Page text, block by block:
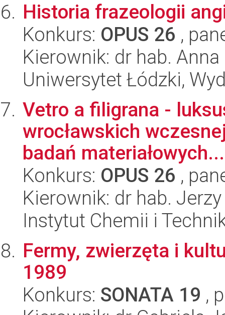
Historia frazeologii
Konkurs: OPUS 26 ,
Kierownik: dr hab.
Uniwersytet Łódzki,
Vetro a filigrana -
wrocławskich
badań materiałowych...
Konkurs: OPUS 26 ,
Kierownik: dr hab.
Instytut Chemii i
Fermy, zwierzęta i
1989
Konkurs: SONATA 19 ,